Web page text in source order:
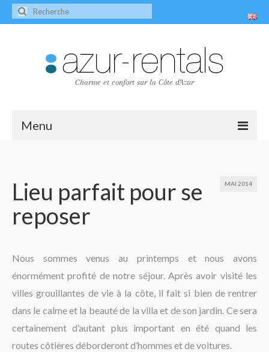
Charme et confort sur la Côte d'Azur
Menu
Les villas
Villa Peire-Long
Contact
La région
MAI 2014
Lieu parfait pour se
reposer
Nous sommes venus au printemps et nous avons
énormément profité de notre séjour. Après avoir visité les
villes grouillantes de vie à la côte, il fait si bien de rentrer
dans le calme et la beauté de la villa et de son jardin. Ce sera
certainement d’autant plus important en été quand les
routes côtières déborderont d’hommes et de voitures.